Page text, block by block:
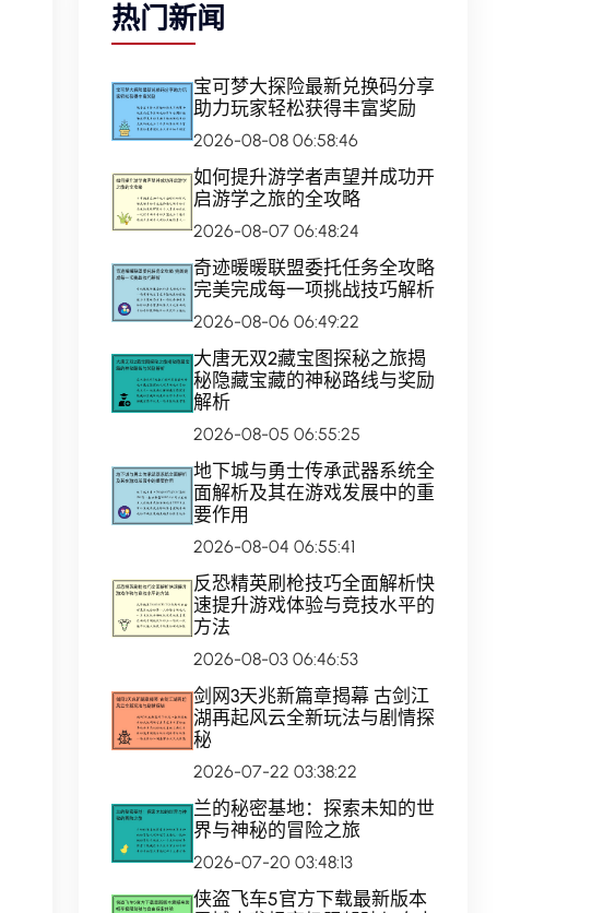
热门新闻
宝可梦大探险最新兑换码分享
助力玩家轻松获得丰富奖励
2026-08-08 06:58:46
如何提升游学者声望并成功开
启游学之旅的全攻略
2026-08-07 06:48:24
奇迹暖暖联盟委托任务全攻略
完美完成每一项挑战技巧解析
2026-08-06 06:49:22
大唐无双2藏宝图探秘之旅揭
秘隐藏宝藏的神秘路线与奖励
解析
2026-08-05 06:55:25
地下城与勇士传承武器系统全
面解析及其在游戏发展中的重
要作用
2026-08-04 06:55:41
反恐精英刷枪技巧全面解析快
速提升游戏体验与竞技水平的
方法
2026-08-03 06:46:53
剑网3天兆新篇章揭幕 古剑江
湖再起风云全新玩法与剧情探
秘
2026-07-22 03:38:22
兰的秘密基地：探索未知的世
界与神秘的冒险之旅
2026-07-20 03:48:13
侠盗飞车5官方下载最新版本